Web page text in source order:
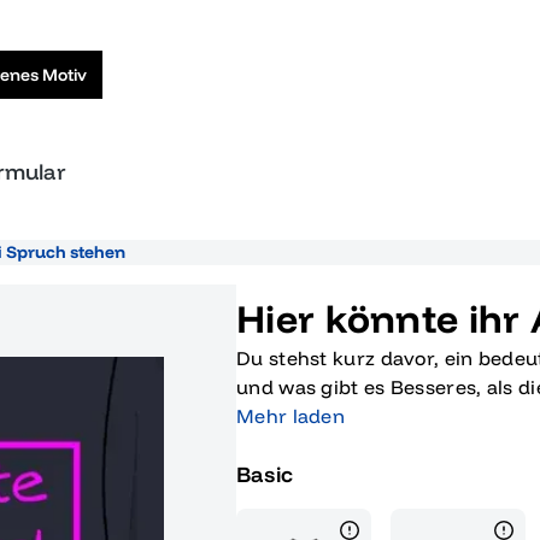
Motiv
Spruch stehen
Hier könnte ihr
Du stehst kurz davor, ein
und was gibt es Besseres, als
personalisierten Abi-T-Shirt zu
gleichzeitig die Erinnerungen
hochwertigen, schwarzen
Mehr laden
Basic